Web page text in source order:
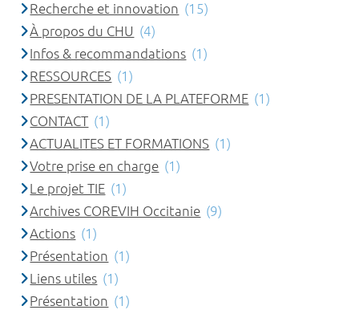
Recherche et innovation (15)
À propos du CHU (4)
Infos & recommandations (1)
RESSOURCES (1)
PRESENTATION DE LA PLATEFORME (1)
CONTACT (1)
ACTUALITES ET FORMATIONS (1)
Votre prise en charge (1)
Le projet TIE (1)
Archives COREVIH Occitanie (9)
Actions (1)
Présentation (1)
Liens utiles (1)
Présentation (1)